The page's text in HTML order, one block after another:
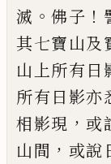
滅 。佛子 ！
其七寶山及
山上所有日
所有日影亦
相影現 ， 或
山間 ， 或說